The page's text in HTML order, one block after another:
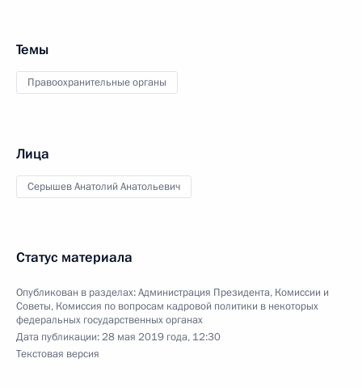
Темы
Правоохранительные органы
Лица
Серышев Анатолий Анатольевич
Статус материала
Опубликован в разделах:Администрация Президента, Комиссии и
Советы, Комиссия по вопросам кадровой политики в некоторых
федеральных государственных органах
Дата публикации:28 мая 2019 года, 12:30
Текстовая версия